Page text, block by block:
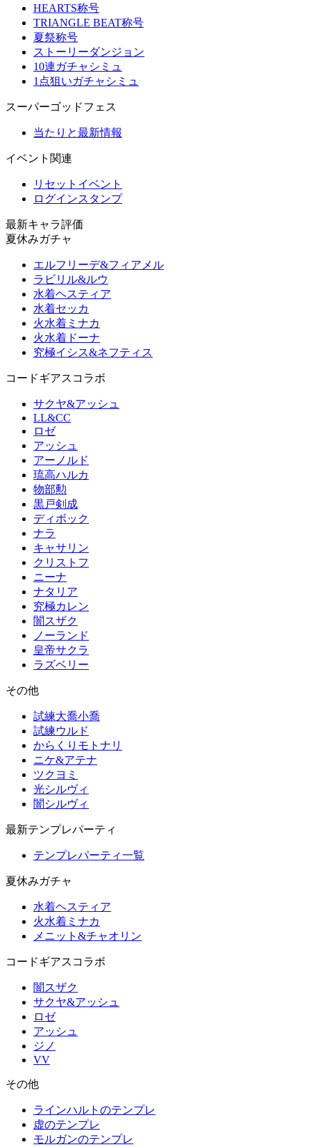
HEARTS称号
TRIANGLE BEAT称号
夏祭称号
ストーリーダンジョン
10連ガチャシミュ
1点狙いガチャシミュ
スーパーゴッドフェス
当たりと最新情報
イベント関連
リセットイベント
ログインスタンプ
最新キャラ評価
夏休みガチャ
エルフリーデ&フィアメル
ラビリル&ルウ
水着ヘスティア
水着セッカ
火水着ミナカ
火水着ドーナ
究極イシス&ネフティス
コードギアスコラボ
サクヤ&アッシュ
LL&CC
ロゼ
アッシュ
アーノルド
琉高ハルカ
物部勲
黒戸剣成
ディボック
ナラ
キャサリン
クリストフ
ニーナ
ナタリア
究極カレン
闇スザク
ノーランド
皇帝サクラ
ラズベリー
その他
試練大喬小喬
試練ウルド
からくりモトナリ
ニケ&アテナ
ツクヨミ
光シルヴィ
闇シルヴィ
最新テンプレパーティ
テンプレパーティ一覧
夏休みガチャ
水着ヘスティア
火水着ミナカ
メニット&チャオリン
コードギアスコラボ
闇スザク
サクヤ&アッシュ
ロゼ
アッシュ
ジノ
VV
その他
ラインハルトのテンプレ
虚のテンプレ
モルガンのテンプレ